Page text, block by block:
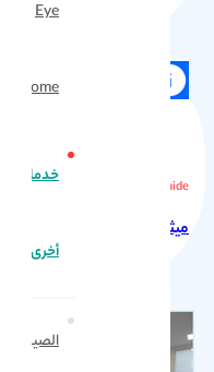
Eye
Syndrome
خدمات
أخرى
الصيدلية
Hospital Clients Guide
میثاق الحقوق المرضی